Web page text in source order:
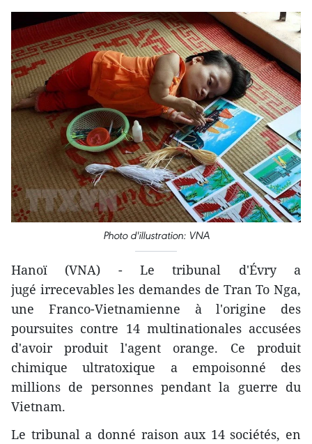
Photo d'illustration: VNA
Hanoï (VNA) - Le tribunal d'Évry a
jugé irrecevables les demandes de Tran To Nga,
une Franco-Vietnamienne à l'origine des
poursuites contre 14 multinationales accusées
d'avoir produit l'agent orange. Ce produit
chimique ultratoxique a empoisonné des
millions de personnes pendant la guerre du
Vietnam.
Le tribunal a donné raison aux 14 sociétés, en